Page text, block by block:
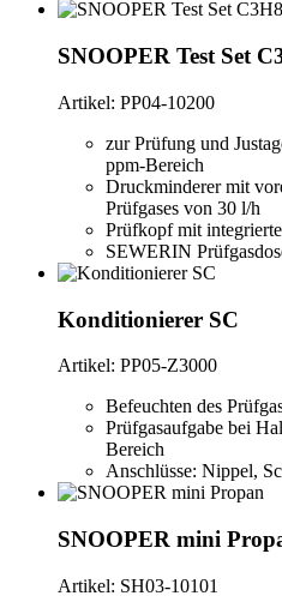
SNOOPER Test Set
Artikel: PP04-10200
zur Prüfung und
ppm-Bereich
Druckminderer mit
Prüfgases von 30 l/h
Prüfkopf mit
SEWERIN
Konditionierer SC
Artikel: PP05-Z3000
Befeuchten des
Prüfgasaufgabe bei
Bereich
Anschlüsse: Nippel,
SNOOPER mini
Artikel: SH03-10101